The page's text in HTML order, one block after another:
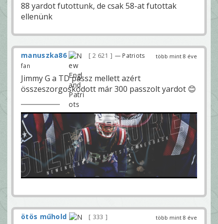
88 yardot futottunk, de csak 58-at futottak
ellenünk
több mint 8 éve
manuszka86 2 621
— Patriots
fan
Jimmy G a TD passz mellett azért
összeszorgoskodott már 300 passzolt yardot 😊
több mint 8 éve
ötös műhold 333